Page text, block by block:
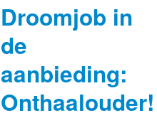
Droomjob in
de
aanbieding:
Onthaalouder!